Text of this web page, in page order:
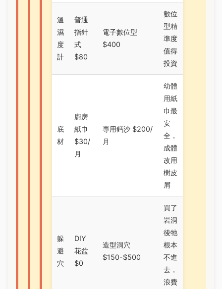
溫
濕
度
計
普通
指針
式
$80
電子數位型
$400
數位
型精
準度
值得
投資
底
材
廚房
紙巾
$30/
月
專用鈣沙 $200/
月
幼體
用紙
巾最
安
全，
成體
改用
樹皮
屑
躲
避
穴
DIY
花盆
$0
造型洞穴
$150-$500
買了
岩洞
後牠
根本
不進
去，
浪費